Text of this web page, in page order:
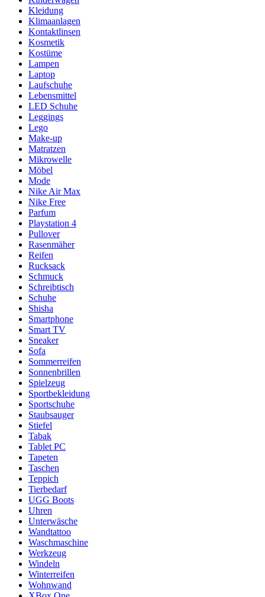
Kleidung
Klimaanlagen
Kontaktlinsen
Kosmetik
Kostüme
Lampen
Laptop
Laufschuhe
Lebensmittel
LED Schuhe
Leggings
Lego
Make-up
Matratzen
Mikrowelle
Möbel
Mode
Nike Air Max
Nike Free
Parfum
Playstation 4
Pullover
Rasenmäher
Reifen
Rucksack
Schmuck
Schreibtisch
Schuhe
Shisha
Smartphone
Smart TV
Sneaker
Sofa
Sommerreifen
Sonnenbrillen
Spielzeug
Sportbekleidung
Sportschuhe
Staubsauger
Stiefel
Tabak
Tablet PC
Tapeten
Taschen
Teppich
Tierbedarf
UGG Boots
Uhren
Unterwäsche
Wandtattoo
Waschmaschine
Werkzeug
Windeln
Winterreifen
Wohnwand